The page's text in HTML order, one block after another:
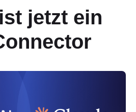
jetzt ein